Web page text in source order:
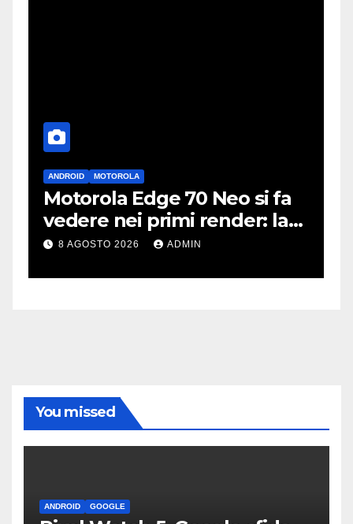
ANDROID MOTOROLA
Motorola Edge 70 Neo si fa
vedere nei primi render: la
fotocamera è da 200 MP
8 AGOSTO 2026 ADMIN
You missed
ANDROID GOOGLE